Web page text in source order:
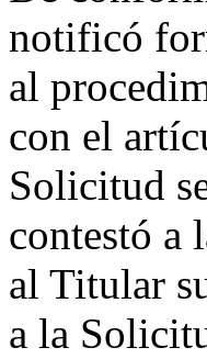
notificó
al
con el
Solicitud
contestó a
al Titular
a la